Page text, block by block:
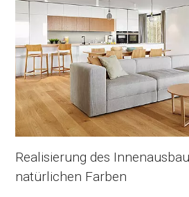
Realisierung des
natürlichen Farben